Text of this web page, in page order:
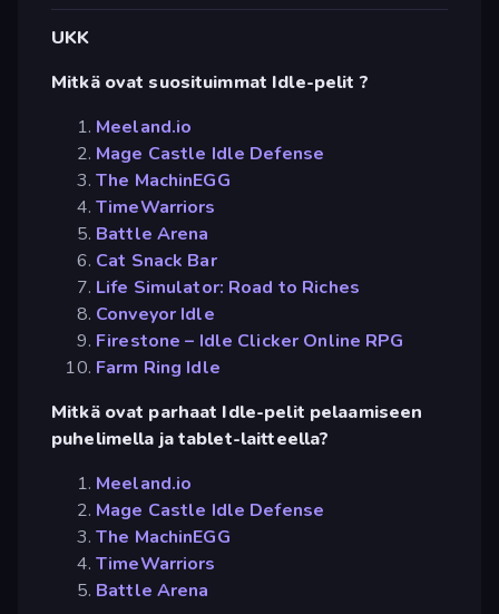
UKK
Mitkä ovat suosituimmat Idle-pelit ?
Meeland.io
Mage Castle Idle Defense
The MachinEGG
TimeWarriors
Battle Arena
Cat Snack Bar
Life Simulator: Road to Riches
Conveyor Idle
Firestone – Idle Clicker Online RPG
Farm Ring Idle
Mitkä ovat parhaat Idle-pelit pelaamiseen
puhelimella ja tablet-laitteella?
Meeland.io
Mage Castle Idle Defense
The MachinEGG
TimeWarriors
Battle Arena